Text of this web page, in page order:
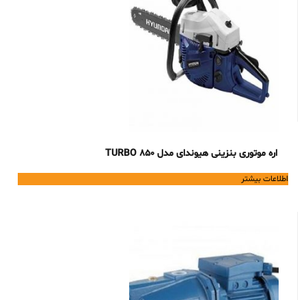
اره موتوری بنزینی هیوندای مدل TURBO 850
اطلاعات بیشتر